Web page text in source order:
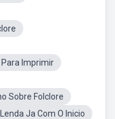
Para Imprimir
Sobre Folclore
Ja Com O Inicio